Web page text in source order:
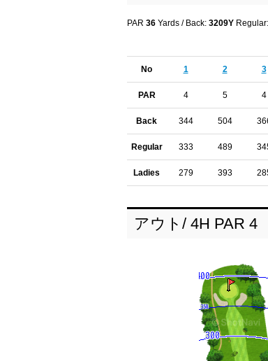
PAR 36 Yards / Back: 3209Y Regular:
No
PAR
Back
Regular
Ladies
1
4
344
333
279
2
5
504
489
393
3
4
アウト/ 4H PAR 4